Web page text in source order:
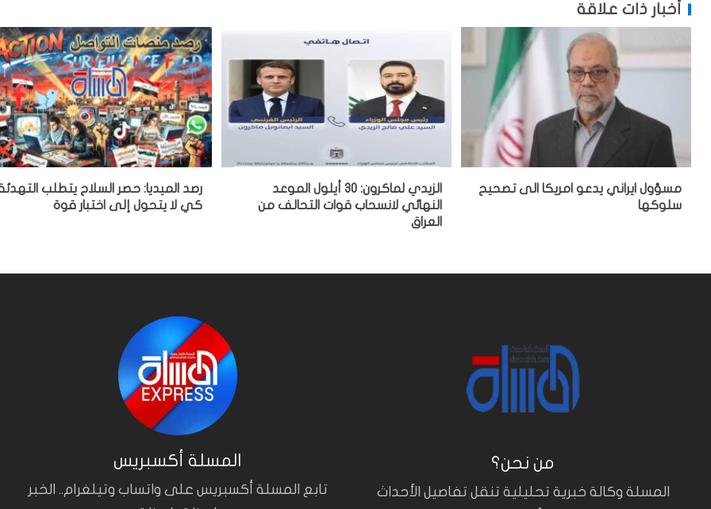
أخبار ذات علاقة
مسؤول ايراني يدعو امريكا الى تصحيح
سلوكها
الزيدي لماكرون: 30 أيلول الموعد
النهائي لانسحاب قوات التحالف من
العراق
رصد الميديا: حصر السلاح يتطلب
كي لا يتحول إلى اختبار قوة
المسلة أكسبريس
تابع المسلة أكسبريس على واتساب وتيلغرام.. الخبر
من نحن؟
المسلة وكالة خبرية تحليلية تنقل تفاصيل الأحداث